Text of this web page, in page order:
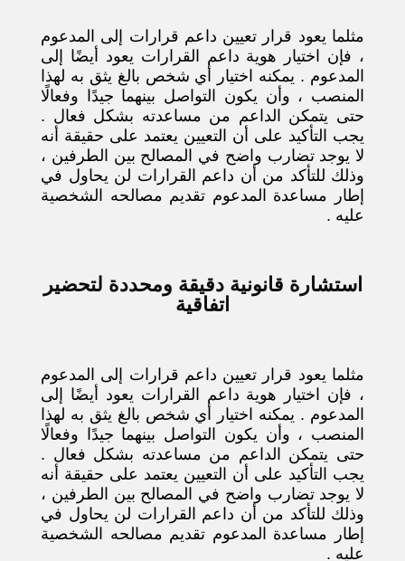
مثلما يعود قرار تعيين داعم قرارات إلى المدعوم
، فإن اختيار هوية داعم القرارات يعود أيضًا إلى
المدعوم . يمكنه اختيار أي شخص بالغ يثق به لهذا
المنصب ، وأن يكون التواصل بينهما جيدًا وفعالًا
حتى يتمكن الداعم من مساعدته بشكل فعال .
يجب التأكيد على أن التعيين يعتمد على حقيقة أنه
لا يوجد تضارب واضح في المصالح بين الطرفين ،
وذلك للتأكد من أن داعم القرارات لن يحاول في
إطار مساعدة المدعوم تقديم مصالحه الشخصية
عليه .
استشارة قانونية دقيقة ومحددة لتحضير
اتفاقية
مثلما يعود قرار تعيين داعم قرارات إلى المدعوم
، فإن اختيار هوية داعم القرارات يعود أيضًا إلى
المدعوم . يمكنه اختيار أي شخص بالغ يثق به لهذا
المنصب ، وأن يكون التواصل بينهما جيدًا وفعالًا
حتى يتمكن الداعم من مساعدته بشكل فعال .
يجب التأكيد على أن التعيين يعتمد على حقيقة أنه
لا يوجد تضارب واضح في المصالح بين الطرفين ،
وذلك للتأكد من أن داعم القرارات لن يحاول في
إطار مساعدة المدعوم تقديم مصالحه الشخصية
عليه .